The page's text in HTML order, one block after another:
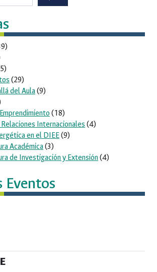
(29)
del Aula(9)
(18)
Internacionales (4)
en el DIEE(9)
Académica(3)
de Investigación y Extensión(4)
Eventos